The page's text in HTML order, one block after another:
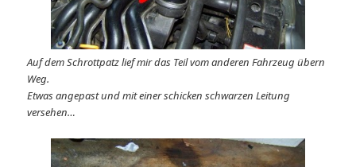
Auf dem Schrottpatz lief mir das Teil vom anderen Fahrzeug übern
Weg.
Etwas angepast und mit einer schicken schwarzen Leitung
versehen…